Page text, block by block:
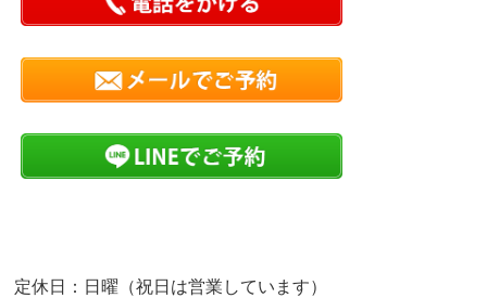
定休日：日曜（祝日は営業しています）